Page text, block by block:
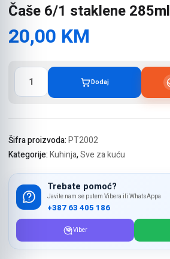
Čaše 6/1 staklene 285ml
20,00 KM
Čaše
staklene
Dodaj
Šifra proizvoda:PT2002
Kategorije:Kuhinja,Sve za kuću
Trebate pomoć?
Javite nam se putem Vibera ili WhatsAppa
+387 63 405 186
Viber